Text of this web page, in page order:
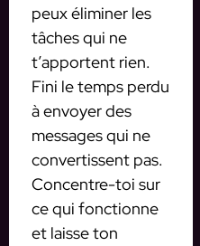
peux éliminer les
tâches qui ne
t’apportent rien.
Fini le temps perdu
à envoyer des
messages qui ne
convertissent pas.
Concentre-toi sur
ce qui fonctionne
et laisse ton